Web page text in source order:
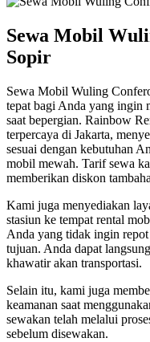
Sewa Mobil
Sopir
Sewa Mobil Wuling
tepat bagi Anda yang ingin
saat bepergian. Rainbow
terpercaya di Jakarta,
sesuai dengan kebutuhan
mobil mewah. Tarif sewa
memberikan diskon
Kami juga menyediakan
stasiun ke tempat rental
Anda yang tidak ingin repot
tujuan. Anda dapat
khawatir akan transportasi.
Selain itu, kami juga
keamanan saat
sewakan telah melalui
sebelum disewakan.